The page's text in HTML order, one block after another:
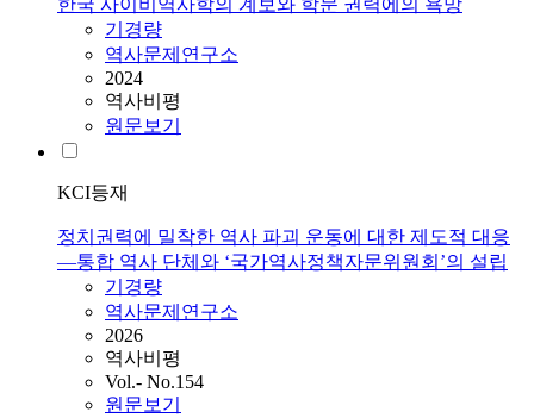
한국 사이비역사학의 계보와 학문 권력에의 욕망
기경량
역사문제연구소
2024
역사비평
원문보기
KCI등재
정치권력에 밀착한 역사 파괴 운동에 대한 제도적 대응
―통합 역사 단체와 ‘국가역사정책자문위원회’의 설립
기경량
역사문제연구소
2026
역사비평
Vol.- No.154
원문보기